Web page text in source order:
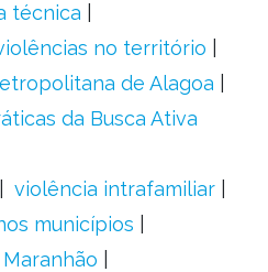
técnica
no território
de Alagoa
da Busca Ativa
violência intrafamiliar
municípios
Maranhão